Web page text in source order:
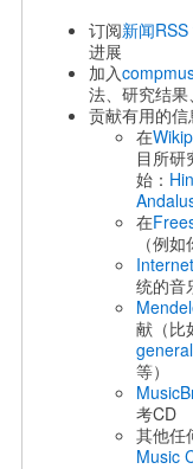
订阅新闻
进展
加入
法、研究结
贡献有用的信
在
目所研
始：
在
（例如
统的音
献（比
general
等）
考CD
其他任
Music